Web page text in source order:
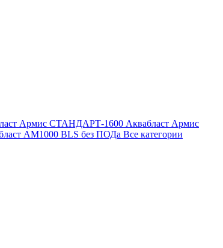
Армис СТАНДАРТ-1600 Аквабласт Армис
AM1000 BLS без ПОДа Все категории